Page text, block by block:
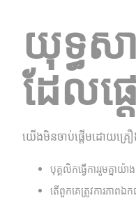
យុទ្ធសា
ដែលផ្
យើង​មិន​ចាប់ផ្តើម​ដោយ​គ្
បុគ្គលិក​ធ្វើការ​រួមគ្នា​យ៉ា
តើ​ពួកគេ​ត្រូវការ​ភាព